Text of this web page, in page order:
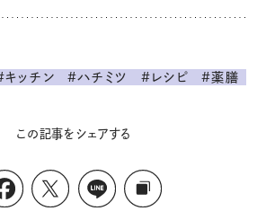
キッチン #ハチミツ #レシピ #薬膳
この記事をシェアする